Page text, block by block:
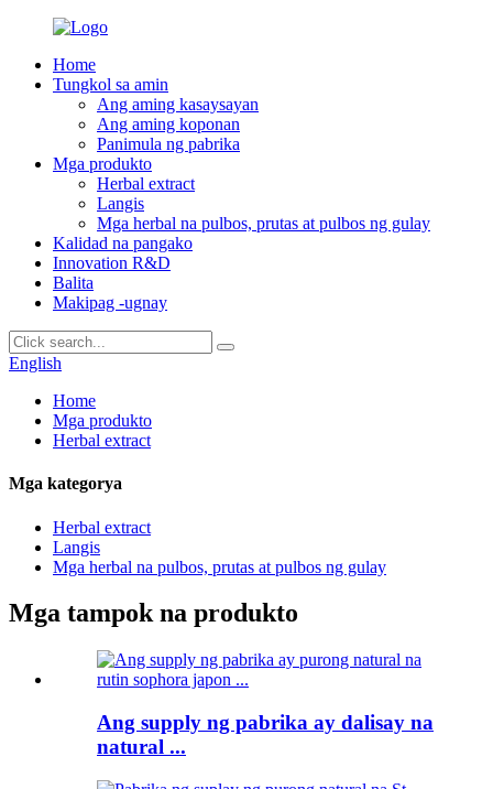
Home
Tungkol sa amin
Ang aming kasaysayan
Ang aming koponan
Panimula ng pabrika
Mga produkto
Herbal extract
Langis
Mga herbal na pulbos, prutas at pulbos ng gulay
Kalidad na pangako
Innovation R&D
Balita
Makipag -ugnay
English
Home
Mga produkto
Herbal extract
Mga kategorya
Herbal extract
Langis
Mga herbal na pulbos, prutas at pulbos ng gulay
Mga tampok na produkto
Ang supply ng pabrika ay dalisay na
natural ...